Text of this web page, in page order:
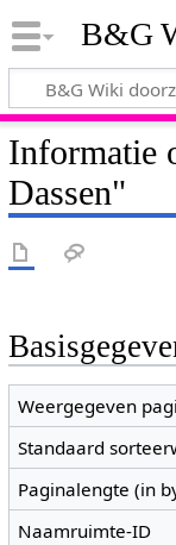
B&G
Informatie
Dassen"
Weergegeven
Standaard
Paginalengte (in
Naamruimte-ID